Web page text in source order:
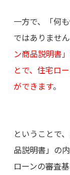
一方で、「何
ではありません
ン商品説明書
とで、住宅ロ
ができます。
ということで
品説明書」の
ローンの審査